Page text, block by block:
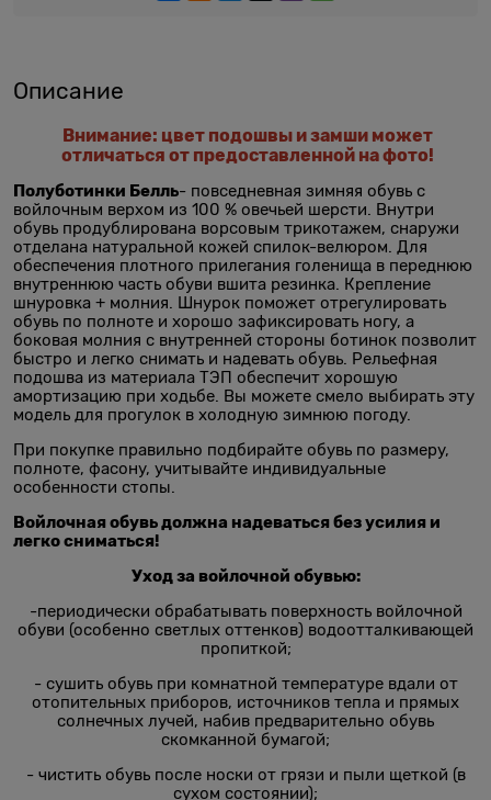
Описание
Внимание: цвет подошвы и замши может
отличаться от предоставленной на фото!
Полуботинки Белль- повседневная зимняя обувь с
войлочным верхом из 100 % овечьей шерсти. Внутри
обувь продублирована ворсовым трикотажем, снаружи
отделана натуральной кожей спилок-велюром. Для
обеспечения плотного прилегания голенища в переднюю
внутреннюю часть обуви вшита резинка. Крепление
шнуровка + молния. Шнурок поможет отрегулировать
обувь по полноте и хорошо зафиксировать ногу, а
боковая молния с внутренней стороны ботинок позволит
быстро и легко снимать и надевать обувь. Рельефная
подошва из материала ТЭП обеспечит хорошую
амортизацию при ходьбе. Вы можете смело выбирать эту
модель для прогулок в холодную зимнюю погоду.
При покупке правильно подбирайте обувь по размеру,
полноте, фасону, учитывайте индивидуальные
особенности стопы.
Войлочная обувь должна надеваться без усилия и
легко сниматься!
Уход за войлочной обувью:
-периодически обрабатывать поверхность войлочной
обуви (особенно светлых оттенков) водоотталкивающей
пропиткой;
- сушить обувь при комнатной температуре вдали от
отопительных приборов, источников тепла и прямых
солнечных лучей, набив предварительно обувь
скомканной бумагой;
- чистить обувь после носки от грязи и пыли щеткой (в
сухом состоянии);